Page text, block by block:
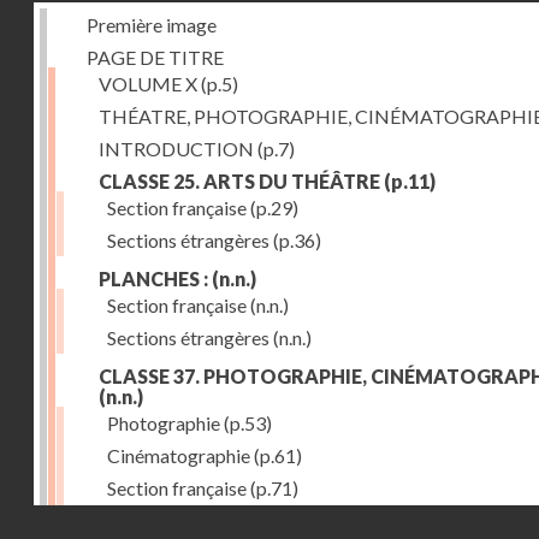
Première image
PAGE DE TITRE
VOLUME X(p.5)
THÉATRE, PHOTOGRAPHIE,
INTRODUCTION (p.7)
CLASSE 25. ARTS DU THÉÂTRE (p.11)
Section française(p.29)
Sections étrangères (p.36)
PLANCHES : (n.n.)
Section française(n.n.)
Sections étrangères (n.n.)
CLASSE 37. PHOTOGRAPHIE,
(n.n.)
Photographie(p.53)
Cinématographie(p.61)
Section française(p.71)